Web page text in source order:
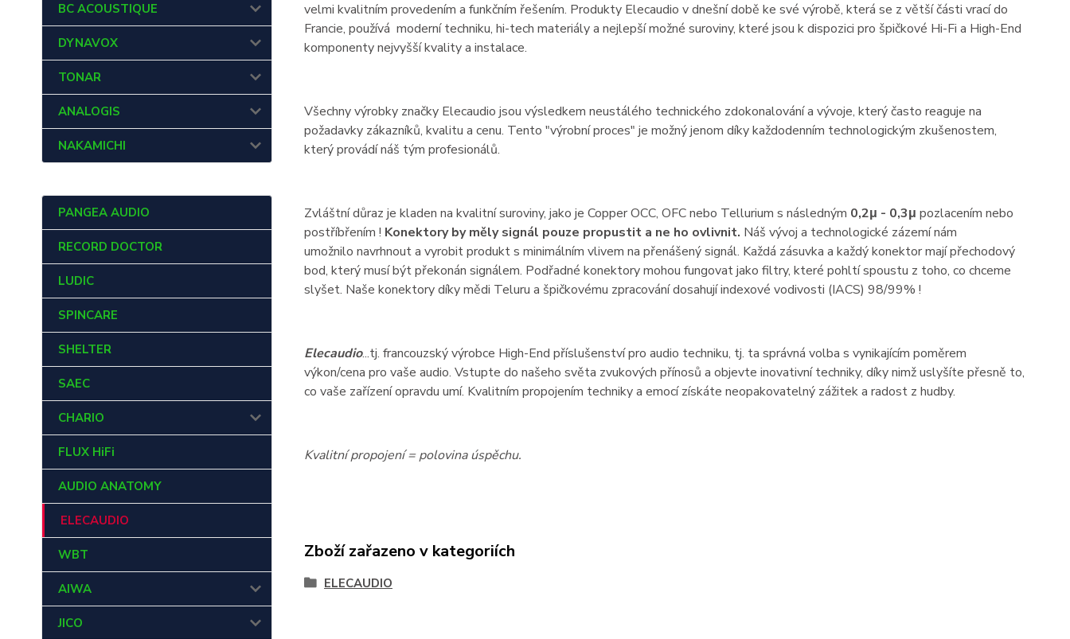
BC ACOUSTIQUE
DYNAVOX
TONAR
ANALOGIS
NAKAMICHI
PANGEA AUDIO
RECORD DOCTOR
LUDIC
SPINCARE
SHELTER
SAEC
CHARIO
FLUX HiFi
AUDIO ANATOMY
ELECAUDIO
WBT
AIWA
JICO
velmi kvalitním provedením a funkčním řešením. Produkty Elecaudio v dnešní době ke své výrobě, která se z větší části vrací do
Francie, používá moderní techniku, hi-tech materiály a nejlepší možné suroviny, které jsou k dispozici pro špičkové Hi-Fi a High-End
komponenty nejvyšší kvality a instalace.
Všechny výrobky značky Elecaudio jsou výsledkem neustálého technického zdokonalování a vývoje, který často reaguje na
požadavky zákazníků, kvalitu a cenu. Tento "výrobní proces" je možný jenom díky každodenním technologickým zkušenostem,
který provádí náš tým profesionálů.
Zvláštní důraz je kladen na kvalitní suroviny, jako je Copper OCC, OFC nebo Tellurium s následným 0,2μ - 0,3μ pozlacením nebo
postříbřením ! Konektory by měly signál pouze propustit a ne ho ovlivnit. Náš vývoj a technologické zázemí nám
umožnilo navrhnout a vyrobit produkt s minimálním vlivem na přenášený signál. Každá zásuvka a každý konektor mají přechodový
bod, který musí být překonán signálem. Podřadné konektory mohou fungovat jako filtry, které pohltí spoustu z toho, co chceme
slyšet. Naše konektory díky mědi Teluru a špičkovému zpracování dosahují indexové vodivosti (IACS) 98/99% !
Elecaudio...tj. francouzský výrobce High-End příslušenství pro audio techniku, tj. ta správná volba s vynikajícím poměrem
výkon/cena pro vaše audio. Vstupte do našeho světa zvukových přínosů a objevte inovativní techniky, díky nimž uslyšíte přesně to,
co vaše zařízení opravdu umí. Kvalitním propojením techniky a emocí získáte neopakovatelný zážitek a radost z hudby.
Kvalitní propojení = polovina úspěchu.
Zboží zařazeno v kategoriích
ELECAUDIO